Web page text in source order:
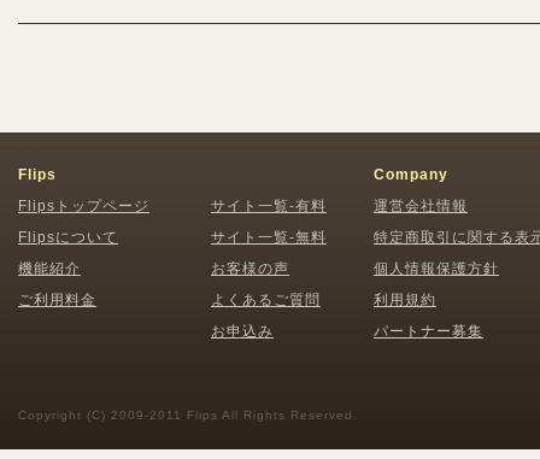
Flips
Flipsトップページ
Flipsについて
機能紹介
ご利用料金
サイト一覧-有料
サイト一覧-無料
お客様の声
よくあるご質問
お申込み
Company
運営会社情報
特定商取引に関する表
個人情報保護方針
利用規約
パートナー募集
Copyright (C) 2009-2011 Flips All Rights Reserved.